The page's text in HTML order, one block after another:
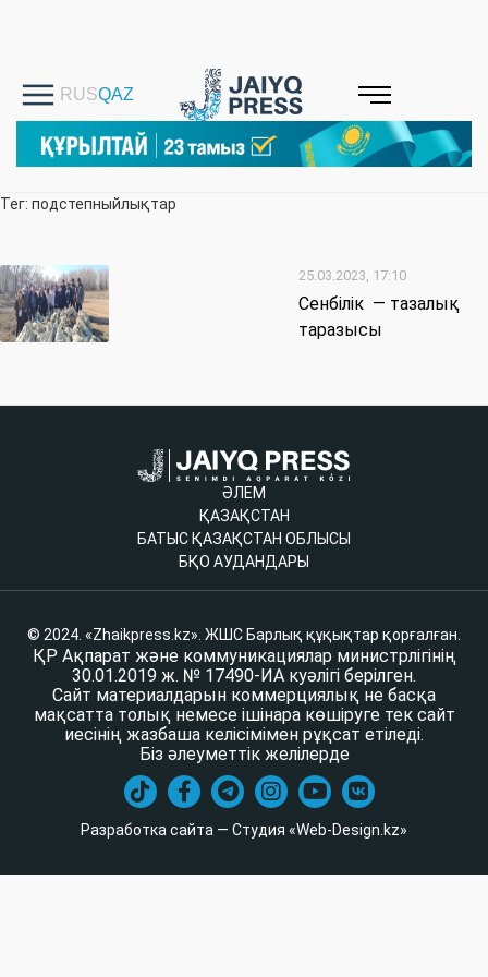
Тег: подстепныйлықтар
25.03.2023, 17:10
Сенбілік — тазалық
таразысы
ӘЛЕМ
ҚАЗАҚСТАН
БАТЫС ҚАЗАҚСТАН ОБЛЫСЫ
БҚО АУДАНДАРЫ
© 2024. «Zhaikpress.kz». ЖШС Барлық құқықтар қорғалған.
ҚР Ақпарат және коммуникациялар министрлігінің
30.01.2019 ж. № 17490-ИА куәлігі берілген.
Сайт материалдарын коммерциялық не басқа
мақсатта толық немесе ішінара көшіруге тек сайт
иесінің жазбаша келісімімен рұқсат етіледі.
Біз әлеуметтік желілерде
Разработка сайта — Студия «Web-Design.kz»